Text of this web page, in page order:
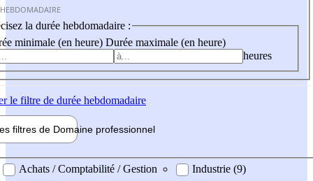
la durée hebdomadaire :
minimale (en heure) Durée maximale (en heure)
heures
le filtre de durée hebdomadaire
filtres de Domaine professionnel
professionel
Achats / Comptabilité / Gestion
Industrie (9)